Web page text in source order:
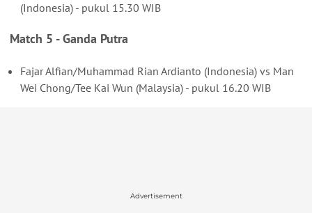
(Indonesia) - pukul 15.30 WIB
Match 5 - Ganda Putra
Fajar Alfian/Muhammad Rian Ardianto (Indonesia) vs Man
Wei Chong/Tee Kai Wun (Malaysia) - pukul 16.20 WIB
Advertisement